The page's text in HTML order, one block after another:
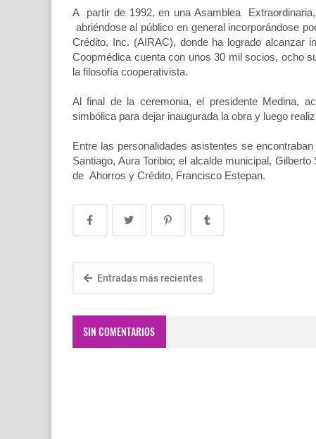
A partir de 1992, en una Asamblea
abriéndose al público en general incorporándose
Crédito, Inc. (AIRAC), donde ha logrado alcanzar
Coopmédica cuenta con unos 30 mil socios, ocho
la filosofía cooperativista.
Al final de la ceremonia, el presidente Medina,
simbólica para dejar inaugurada la obra y luego
Entre las personalidades asistentes se
Santiago, Aura Toribio; el alcalde municipal,
de Ahorros y Crédito, Francisco Estepan.
Entradas más recientes
SIN COMENTARIOS